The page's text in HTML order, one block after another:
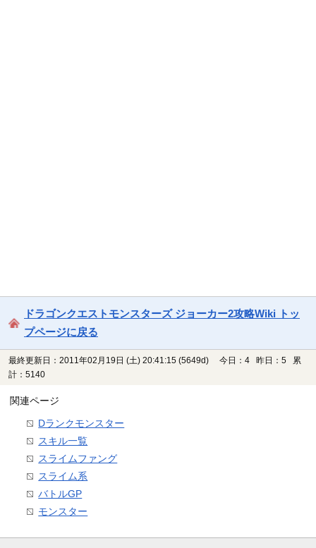
ドラゴンクエストモンスターズ ジョーカー2攻略Wiki トッ
プページに戻る
最終更新日：2011年02月19日 (土) 20:41:15 (5649d)
今日：4 昨日：5 累
計：5140
関連ページ
Dランクモンスター
スキル一覧
スライムファング
スライム系
バトルGP
モンスター